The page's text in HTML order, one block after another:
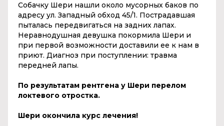
Собачку Шери нашли около мусорных баков по
адресу ул. Западный обход 45/1. Пострадавшая
пыталась передвигаться на задних лапах.
Неравнодушная девушка покормила Шери и
при первой возможности доставили ее к нам в
приют. Диагноз при поступлении: травма
передней лапы.
По результатам рентгена у Шери перелом
локтевого отростка.
Шери окончила курс лечения!